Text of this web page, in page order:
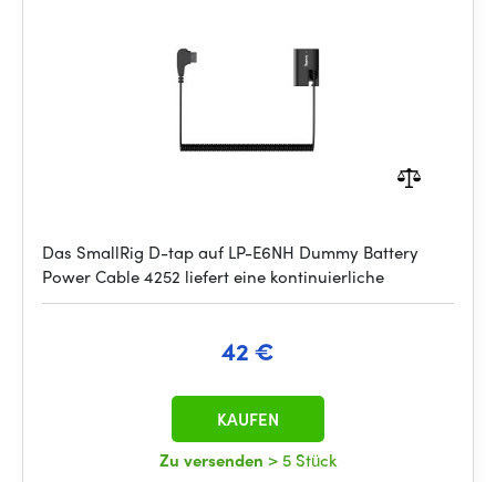
Das SmallRig D-tap auf LP-E6NH Dummy Battery
Power Cable 4252 liefert eine kontinuierliche
42 €
Zu versenden > 5 Stück
KAUFEN